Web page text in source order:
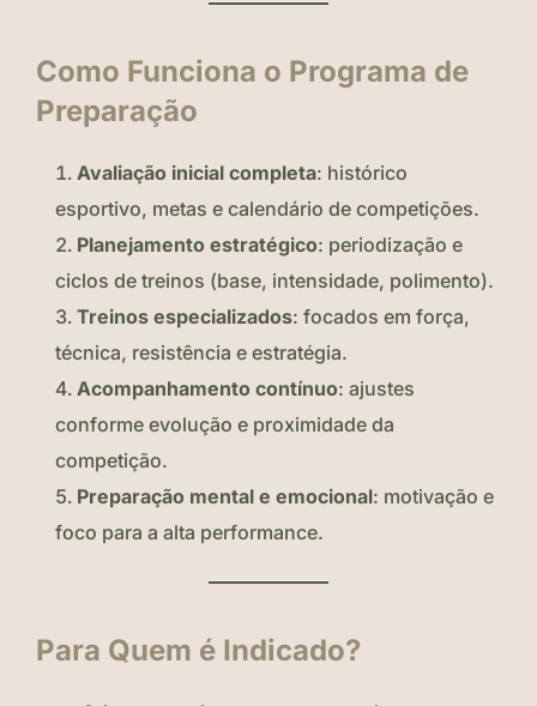
Como Funciona o Programa de
Preparação
Avaliação inicial completa: histórico
esportivo, metas e calendário de competições.
Planejamento estratégico: periodização e
ciclos de treinos (base, intensidade, polimento).
Treinos especializados: focados em força,
técnica, resistência e estratégia.
Acompanhamento contínuo: ajustes
conforme evolução e proximidade da
competição.
Preparação mental e emocional: motivação e
foco para a alta performance.
Para Quem é Indicado?